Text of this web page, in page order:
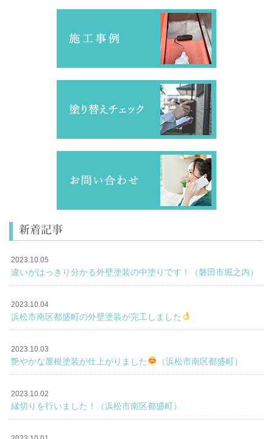
浜松市南区を中心に塗装工事全般を行っている、
塗替家の堤と申します。
新着記事
2023.10.05
違いがはっきり分かる外壁塗装の中塗りです！（磐田市堀之内）
2023.10.04
浜松市南区都盛町の外壁塗装が完工しました
2023.10.03
艶やかな屋根塗装が仕上がりました （浜松市南区都盛町）
2023.10.02
縁切りを行いました！（浜松市南区都盛町）